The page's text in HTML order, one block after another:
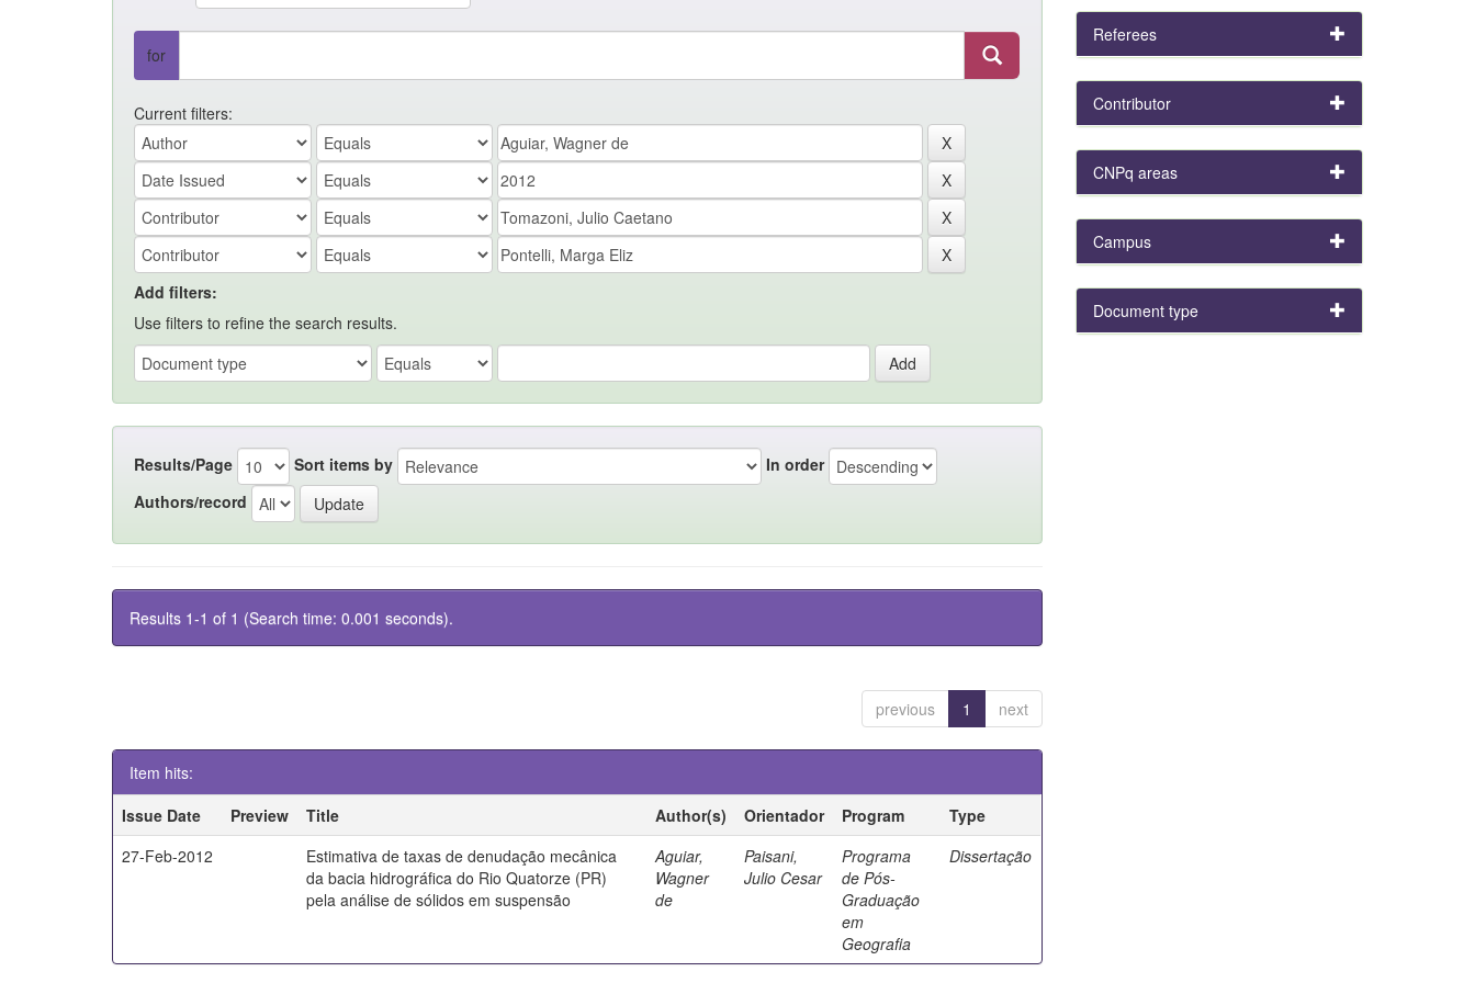
for
Current filters:
Add filters:
Use filters to refine the search results.
Results/Page Sort items by
In order
Authors/record
Results 1-1 of 1 (Search time: 0.001 seconds).
previous 1 next
Item hits:
Issue Date
Preview Title Author(s) Orientador Program
Type
27-Feb-2012
Estimativa de taxas de denudação mecânica
da bacia hidrográfica do Rio Quatorze (PR)
pela análise de sólidos em suspensão
Aguiar,
Wagner
de
Paisani,
Julio Cesar
Programa
de Pós-
Graduação
em
Geografia
Dissertação
Referees
Contributor
CNPq areas
Campus
Document type